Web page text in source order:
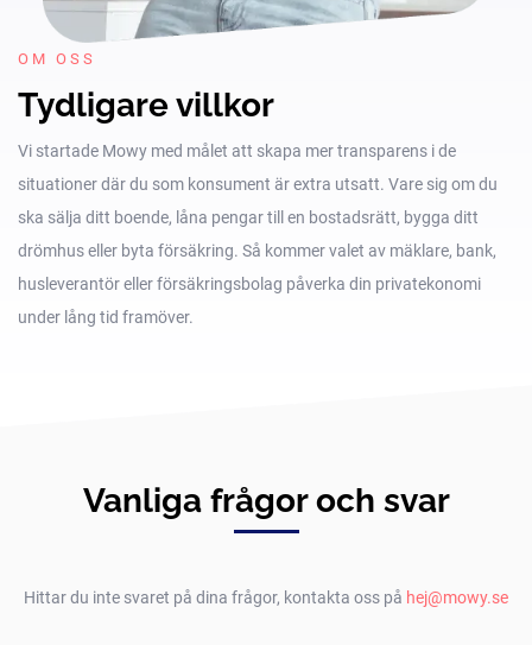
OM OSS
Tydligare villkor
Vi startade Mowy med målet att skapa mer transparens i de
situationer där du som konsument är extra utsatt. Vare sig om du
ska sälja ditt boende, låna pengar till en bostadsrätt, bygga ditt
drömhus eller byta försäkring. Så kommer valet av mäklare, bank,
husleverantör eller försäkringsbolag påverka din privatekonomi
under lång tid framöver.
Vanliga frågor och svar
Hittar du inte svaret på dina frågor, kontakta oss på hej@mowy.se